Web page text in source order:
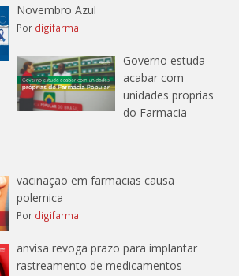
Novembro Azul
Por digifarma
Governo estuda
acabar com
unidades proprias
do Farmacia
vacinação em farmacias causa
polemica
Por digifarma
anvisa revoga prazo para implantar
rastreamento de medicamentos